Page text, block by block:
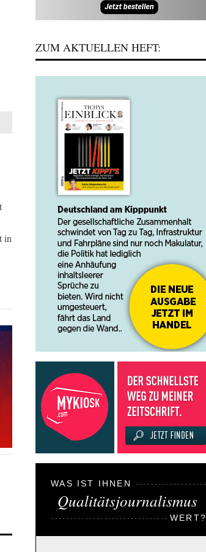
in
ZUM AKTUELLEN HEFT:
WAS IST IHNEN
Qualitätsjournalismus
WERT?